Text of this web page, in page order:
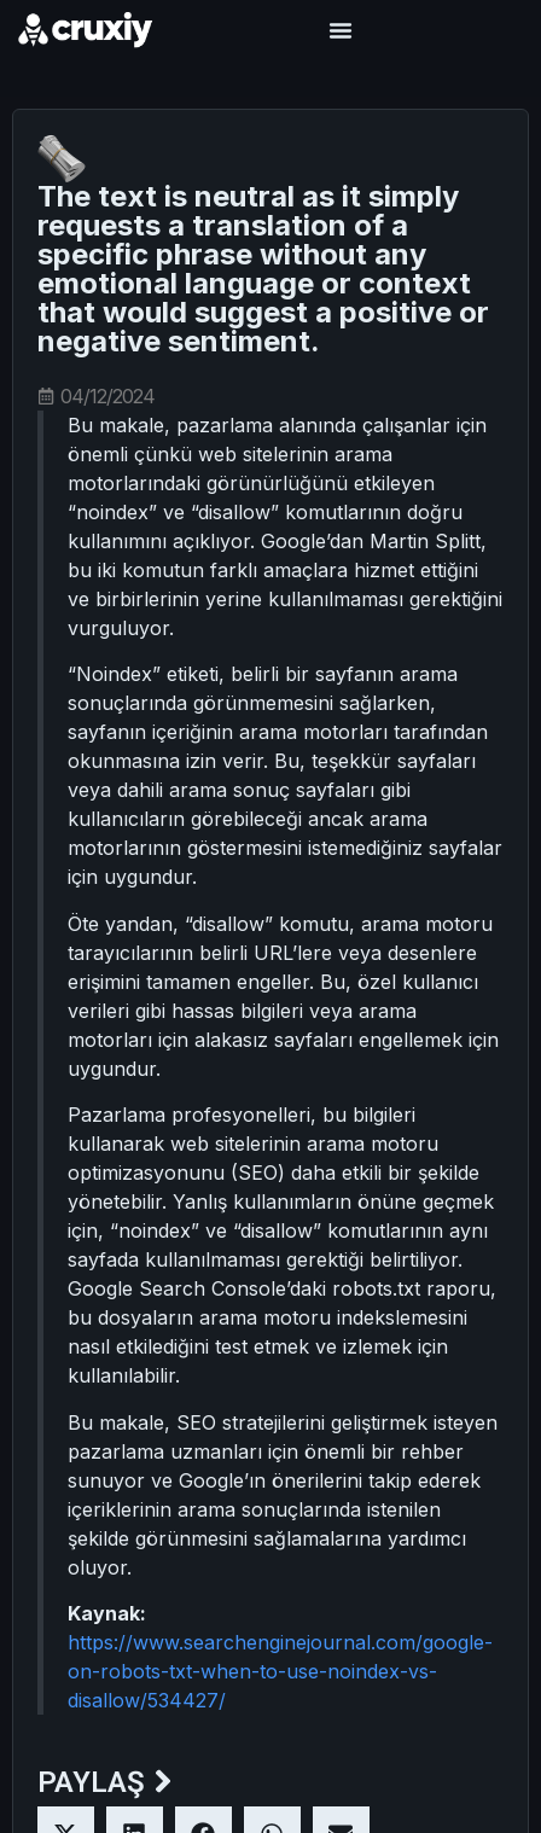
The text is neutral as it simply
requests a translation of a
specific phrase without any
emotional language or context
that would suggest a positive or
negative sentiment.
04/12/2024
Bu makale, pazarlama alanında çalışanlar için
önemli çünkü web sitelerinin arama
motorlarındaki görünürlüğünü etkileyen
“noindex” ve “disallow” komutlarının doğru
kullanımını açıklıyor. Google’dan Martin Splitt,
bu iki komutun farklı amaçlara hizmet ettiğini
ve birbirlerinin yerine kullanılmaması gerektiğini
vurguluyor.
“Noindex” etiketi, belirli bir sayfanın arama
sonuçlarında görünmemesini sağlarken,
sayfanın içeriğinin arama motorları tarafından
okunmasına izin verir. Bu, teşekkür sayfaları
veya dahili arama sonuç sayfaları gibi
kullanıcıların görebileceği ancak arama
motorlarının göstermesini istemediğiniz sayfalar
için uygundur.
Öte yandan, “disallow” komutu, arama motoru
tarayıcılarının belirli URL’lere veya desenlere
erişimini tamamen engeller. Bu, özel kullanıcı
verileri gibi hassas bilgileri veya arama
motorları için alakasız sayfaları engellemek için
uygundur.
Pazarlama profesyonelleri, bu bilgileri
kullanarak web sitelerinin arama motoru
optimizasyonunu (SEO) daha etkili bir şekilde
yönetebilir. Yanlış kullanımların önüne geçmek
için, “noindex” ve “disallow” komutlarının aynı
sayfada kullanılmaması gerektiği belirtiliyor.
Google Search Console’daki robots.txt raporu,
bu dosyaların arama motoru indekslemesini
nasıl etkilediğini test etmek ve izlemek için
kullanılabilir.
Bu makale, SEO stratejilerini geliştirmek isteyen
pazarlama uzmanları için önemli bir rehber
sunuyor ve Google’ın önerilerini takip ederek
içeriklerinin arama sonuçlarında istenilen
şekilde görünmesini sağlamalarına yardımcı
oluyor.
Kaynak:
https://www.searchenginejournal.com/google-
on-robots-txt-when-to-use-noindex-vs-
disallow/534427/
PAYLAŞ